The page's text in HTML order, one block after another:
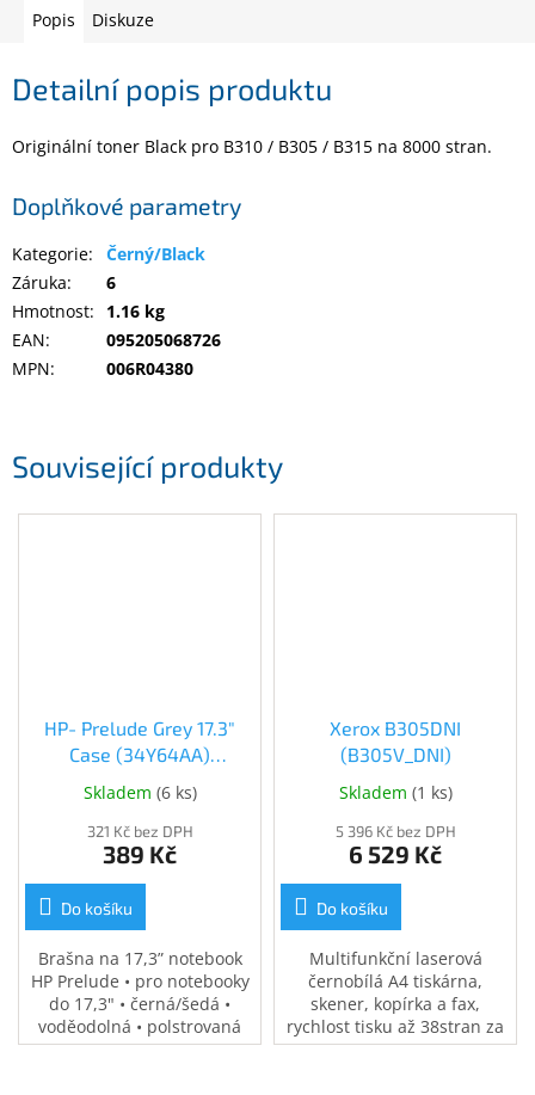
Velké
spotřebiče
Počítače
notebooky
Elektronika
Domácnost
Black
Friday
OEM
Sestavy
počítačů
Inpraise
MILESIGHT
Doprodej
Přihlášení
Související produkty
HP- Prelude Grey 17.3"
Case (34Y64AA)
(34Y64AA)
Skladem (6 ks)
321 Kč bez DPH
389 Kč
Do košíku
Brašna na 17,3” notebook
HP Prelude • pro notebooky
do 17,3" • černá/šedá •
voděodolná • polstrovaná
přihrádka na notebook •
Xerox B305DNI
(B305V_DNI)
Skladem (1 ks)
5 396 Kč bez DPH
6 529 Kč
Do košíku
Multifunkční laserová
černobílá A4 tiskárna,
skener, kopírka a fax,
rychlost tisku až 38stran za
minutu, procesor DualCore
Popis Diskuze
Detailní popis produktu
Originální toner Black pro B310 / B305 / B315 na 8000 stran.
Doplňkové parametry
Kategorie:
Černý/Black
Záruka:
6
Hmotnost:
1.16 kg
EAN:
095205068726
MPN: 006R04380